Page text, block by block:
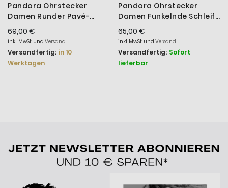
Pandora Ohrstecker
Damen Runder Pavé-
Strahlenkranz Vergoldet
263019C01
69,00 €
inkl. MwSt. und Versand
Versandfertig: in 10
Werktagen
Pandora Ohrstecker
Damen Funkelnde Schleife
Weiß Silber 293506C01
65,00 €
inkl. MwSt. und Versand
Versandfertig: Sofort
lieferbar